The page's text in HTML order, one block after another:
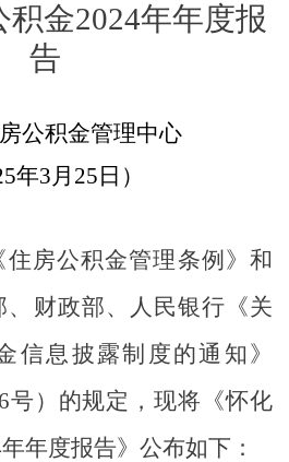
积金2024年年度报
告
公积金管理中心
5年3月 25 日）
房公积金管理条例》和
财政部、人民银行《关
信息披露制度的通知》
号） 的规定，现将《怀化
年年度报告》公布如下：